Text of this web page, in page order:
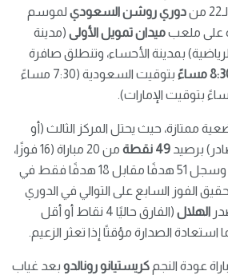
دوري روشن السعودي لموسم
ميدان تمويل الأولى (مدينة
بمدينة الأحساء، وتنطلق صافرة
بتوقيت السعودية (7:30 مساءً
ممتازة، حيث يحتل المركز الثالث (أو
برصيد 49 نقطة
من 20 مباراة (16 فوزًا،
تعادل واحد، 3 خسارات)، وسجل 51 هدفًا مقابل 18 هدفًا فقط في
الفوز السابع على التوالي في الدوري
الهلال
(الفارق حاليًا 4 نقاط أو أقل
استعادة الصدارة مؤقتًا إذا تعثر الزعيم.
عودة النجم كريستيانو رونالدو بعد غياب